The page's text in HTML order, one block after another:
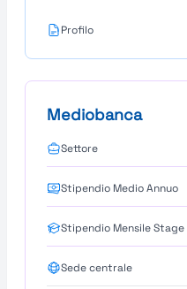
Profilo
Mediobanca
Settore
Stipendio Medio Annuo
Stipendio Mensile Stage
Sede centrale